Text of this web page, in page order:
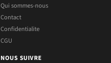
Qui sommes-nous
Contact
Confidentialite
CGU
NOUS SUIVRE